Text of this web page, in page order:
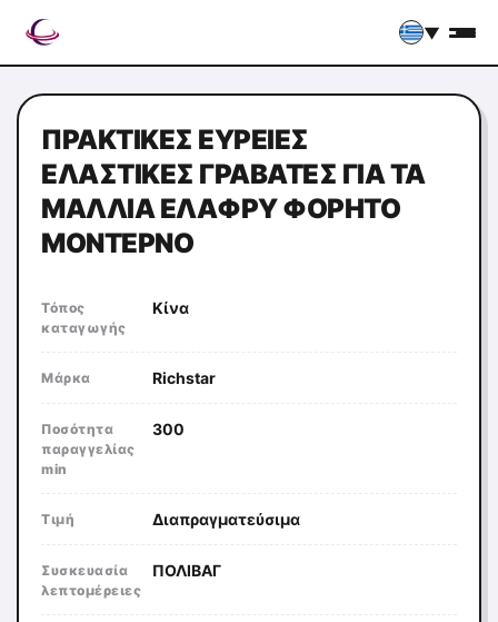
▼
ΠΡΑΚΤΙΚΈΣ ΕΥΡΕΊΕΣ
ΕΛΑΣΤΙΚΈΣ ΓΡΑΒΆΤΕΣ ΓΙΑ ΤΑ
ΜΑΛΛΙΆ ΕΛΑΦΡΎ ΦΟΡΗΤΌ
ΜΟΝΤΈΡΝΟ
Τόπος
καταγωγής
Κίνα
Μάρκα Richstar
Ποσότητα
παραγγελίας
min
300
Τιμή Διαπραγματεύσιμα
Συσκευασία
λεπτομέρειες
ΠΟΛΙΒΑΓ